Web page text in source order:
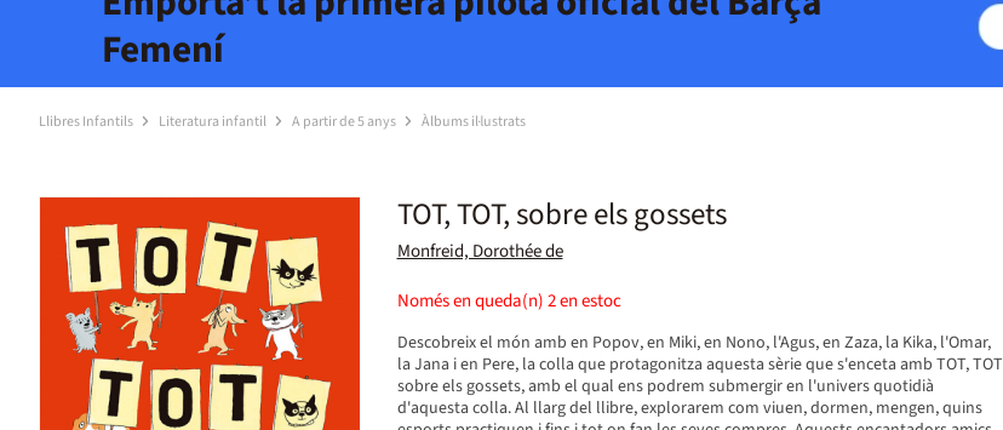
Femení
Llibres Infantils Literatura infantil A partir de 5 anys Àlbums il·lustrats
TOT, TOT, sobre els gossets
Monfreid, Dorothée de
Només en queda(n)2en estoc
Descobreix el món amb en Popov, en Miki, en Nono, l'Agus, en Zaza, la Kika, l'Omar,
la Jana i en Pere, la colla que protagonitza aquesta sèrie que s'enceta amb TOT, TOT
sobre els gossets, amb el qual ens podrem submergir en l'univers quotidià
d'aquesta colla. Al llarg del llibre, explorarem com viuen, dormen, mengen, quins